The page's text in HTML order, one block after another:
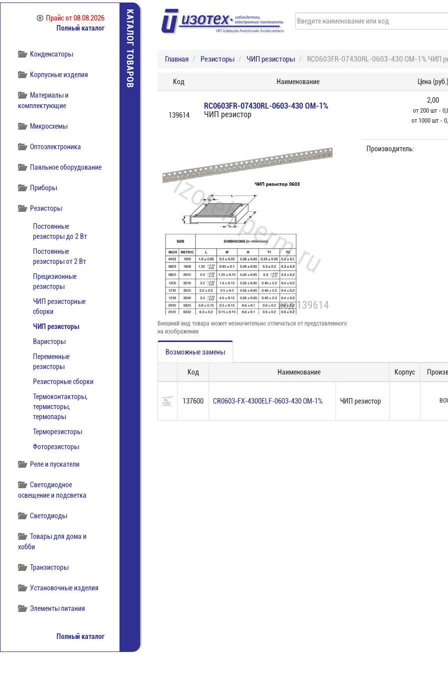
Прайсот 08.08.2026
Полный каталог
отечественная
Компоненты
Конденсаторы
Корпусные изделия
Материалы и
комплектующие
Микросхемы
Оптоэлектроника
Паяльное оборудование
Приборы
Резисторы
Постоянные
резисторы до 2 Вт
Постоянные
резисторы от 2 Вт
Прецизионные
резисторы
ЧИП резисторные
сборки
ЧИП резисторы
Варисторы
Переменные
резисторы
Резисторные сборки
Термоконтакторы,
термисторы,
термопары
Терморезисторы
Фоторезисторы
Реле и пускатели
Светодиодное
освещение и подсветка
Светодиоды
Товары для дома и
хобби
Транзисторы
Установочные изделия
Элементы питания
Полный каталог
КАТАЛОГ ТОВАРОВ Главная Резисторы ЧИП резисторы RC0603FR-07430RL-0603-430 ОМ-1% ЧИП
Код Наименование Цена (руб.)
139614
RC0603FR-07430RL-0603-430 ОМ-1%
ЧИП резистор
2,00
от 200 шт -
от 1000 шт -
Внешний вид товара может незначительно отличаться от представленного
на изображении
Производитель:
Возможные замены
Код Наименование Корпус
137600 CR0603-FX-4300ELF-0603-430 ОМ-1% ЧИП резистор